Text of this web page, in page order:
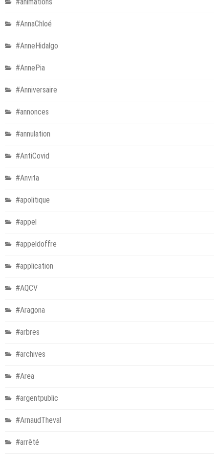
#AnnaChloé
#AnneHidalgo
#AnnePia
#Anniversaire
#annonces
#annulation
#AntiCovid
#Anvita
#apolitique
#appel
#appeldoffre
#application
#AQCV
#Aragona
#arbres
#archives
#Area
#argentpublic
#ArnaudTheval
#arrêté